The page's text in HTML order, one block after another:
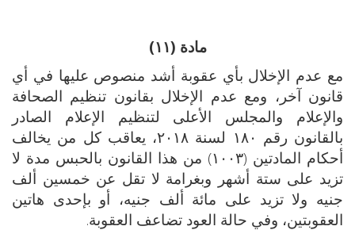
مادة (١١)
مع عدم الإخلال بأي عقوبة أشد منصوص عليها في أي
قانون آخر، ومع عدم الإخلال بقانون تنظيم الصحافة
والإعلام والمجلس الأعلى لتنظيم الإعلام الصادر
بالقانون رقم ۱۸۰ لسنة ۲۰۱۸، يعاقب كل من يخالف
أحكام المادتين (۱۰۰۳) من هذا القانون بالحبس مدة لا
تزيد على ستة أشهر وبغرامة لا تقل عن خمسين ألف
جنيه ولا تزيد على مائة ألف جنيه، أو بإحدى هاتين
العقوبتين، وفي حالة العود تضاعف العقوبة.